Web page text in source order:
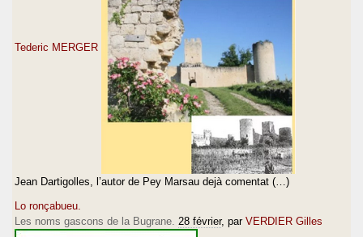
Tederic MERGER
Jean Dartigolles, l’autor de Pey Marsau dejà comentat (…)
Lo ronçabueu.
Les noms gascons de la Bugrane. 28 février, par VERDIER Gilles